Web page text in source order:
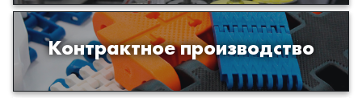
Контрактное производство
Производство изделий из пластиков
и полимеров по образцам либо
чертежам заказчика